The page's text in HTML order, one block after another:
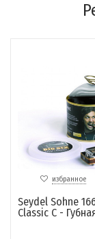
избранное
Seydel Sohne
Classic C -